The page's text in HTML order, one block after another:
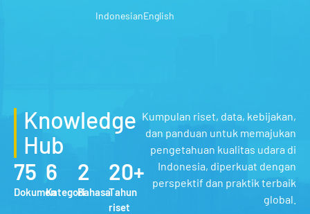
IndonesianEnglish
Knowledge
Hub
75
Dokumen
6
Kategori
2
Bahasa
20+
Tahun
riset
Kumpulan riset, data, kebijakan,
dan panduan untuk memajukan
pengetahuan kualitas udara di
Indonesia, diperkuat dengan
perspektif dan praktik terbaik
global.